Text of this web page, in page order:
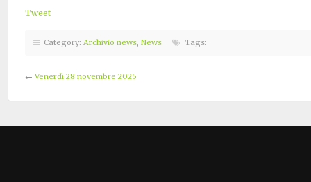
Tweet
Category: Archivio news, News Tags:
←Venerdì 28 novembre 2025